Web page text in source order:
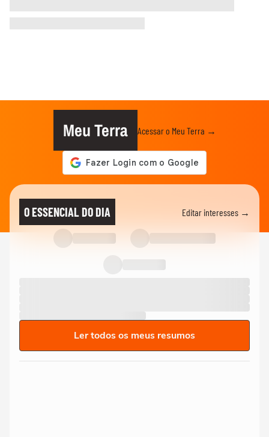
Meu Terra Acessar o Meu Terra →
O ESSENCIAL DO DIA Editar interesses →
Ler todos os meus resumos